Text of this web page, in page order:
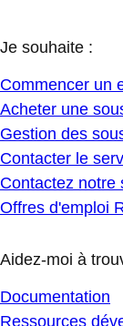
Je souhaite :
Commencer un
Acheter une
Gestion des
Contacter le
Contactez notre
Offres d'emploi
Aidez-moi à
Documentation
Ressources